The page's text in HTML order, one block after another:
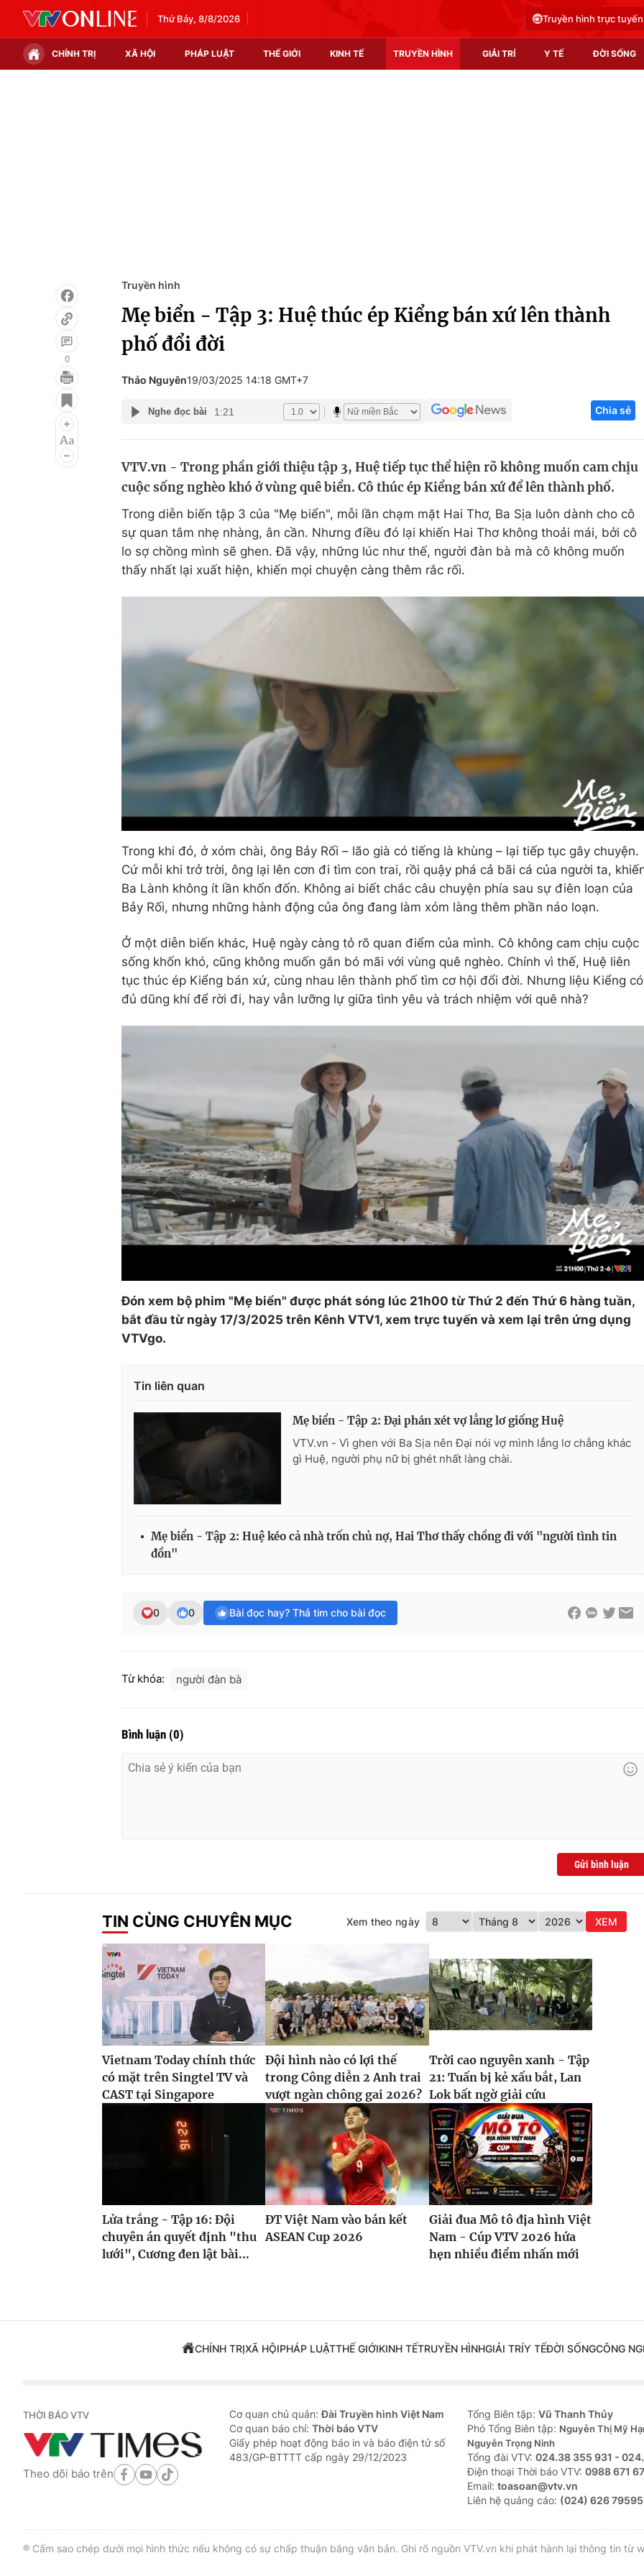
Thứ Bảy, 8/8/2026 Truyền hình trực tuyến
CHÍNH TRỊ XÃ HỘI PHÁP LUẬT THẾ GIỚI KINH TẾ TRUYỀN HÌNH GIẢI TRÍ Y TẾ ĐỜI SỐNG
Infographic
Điện ảnh
Âm nhạc
Du lịch
Chất lượng cuộc sống
Tuyển sinh
Hitech Công
Thị trường
0
Truyền hình
Mẹ biển - Tập 3: Huệ thúc ép Kiểng bán xứ lên thành
phố đổi đời
Thảo Nguyên19/03/2025 14:18 GMT+7
Nghe đọc bài 1:21 Chia sẻ
VTV.vn - Trong phần giới thiệu tập 3, Huệ tiếp tục thể hiện rõ không muốn cam chịu
cuộc sống nghèo khó ở vùng quê biển. Cô thúc ép Kiểng bán xứ để lên thành phố.
Trong diễn biến tập 3 của "Mẹ biển", mỗi lần chạm mặt Hai Thơ, Ba Sịa luôn dành cho cô
sự quan tâm nhẹ nhàng, ân cần. Nhưng điều đó lại khiến Hai Thơ không thoải mái, bởi cô
lo sợ chồng mình sẽ ghen. Đã vậy, những lúc như thế, người đàn bà mà cô không muốn
thấy nhất lại xuất hiện, khiến mọi chuyện càng thêm rắc rối.
Trong khi đó, ở xóm chài, ông Bảy Rối – lão già có tiếng là khùng – lại tiếp tục gây chuyện.
Cứ mỗi khi trở trời, ông lại lên cơn đi tìm con trai, rồi quậy phá cả bãi cá của người ta,
Ba Lành không ít lần khốn đốn. Không ai biết chắc câu chuyện phía sau sự điên loạn của
Bảy Rối, nhưng những hành động của ông đang làm xóm làng thêm phần náo loạn.
Ở một diễn biến khác, Huệ ngày càng tỏ rõ quan điểm của mình. Cô không cam chịu cuộc
sống khốn khó, cũng không muốn gắn bó mãi với vùng quê nghèo. Chính vì thế, Huệ liên
tục thúc ép Kiểng bán xứ, cùng nhau lên thành phố tìm cơ hội đổi đời. Nhưng liệu Kiểng có
đủ dũng khí để rời đi, hay vẫn lưỡng lự giữa tình yêu và trách nhiệm với quê nhà?
Đón xem bộ phim "Mẹ biển" được phát sóng lúc 21h00 từ Thứ 2 đến Thứ 6 hàng tuần,
bắt đầu từ ngày 17/3/2025 trên Kênh VTV1, xem trực tuyến và xem lại trên ứng dụng
VTVgo.
Tin liên quan
Mẹ biển - Tập 2: Đại phán xét vợ lẳng lơ giống Huệ
VTV.vn - Vì ghen với Ba Sịa nên Đại nói vợ mình lẳng lơ chẳng khác
gì Huệ, người phụ nữ bị ghét nhất làng chài.
Mẹ biển - Tập 2: Huệ kéo cả nhà trốn chủ nợ, Hai Thơ thấy chồng đi với "người tình tin
đồn"
0 0 Bài đọc hay? Thả tim cho bài đọc
Từ khóa: người đàn bà
Bình luận (0)
Gửi bình luận
TIN CÙNG CHUYÊN MỤC Xem theo ngày XEM
Vietnam Today chính thức
có mặt trên Singtel TV và
CAST tại Singapore
Đội hình nào có lợi thế
trong Công diễn 2 Anh trai
vượt ngàn chông gai 2026?
Trời cao nguyên xanh - Tập
21: Tuấn bị kẻ xấu bắt, Lan
Lok bất ngờ giải cứu
Lửa trắng - Tập 16: Đội
chuyên án quyết định "thu
lưới", Cương đen lật bài...
ĐT Việt Nam vào bán kết
ASEAN Cup 2026
Giải đua Mô tô địa hình Việt
Nam - Cúp VTV 2026 hứa
hẹn nhiều điểm nhấn mới
CHÍNH TRỊXÃ HỘIPHÁP LUẬTTHẾ GIỚIKINH TẾTRUYỀN HÌNHGIẢI TRÍY TẾĐỜI SỐNGCÔNG
THỜI BÁO VTV
Theo dõi báo trên
Cơ quan chủ quản:Đài Truyền hình Việt Nam
Cơ quan báo chí: Thời báo VTV
Giấy phép hoạt động báo in và báo điện tử số
483/GP-BTTTT cấp ngày 29/12/2023
Tổng Biên tập: Vũ Thanh Thủy
Phó Tổng Biên tập: Nguyễn Thị Mỹ
Nguyễn Trọng Ninh
Tổng đài VTV: 024.38 355 931 -
Ðiện thoại Thời báo VTV: 0988 671
Email: toasoan@vtv.vn
Liên hệ quảng cáo: (024) 626 79595
® Cấm sao chép dưới mọi hình thức nếu không có sự chấp thuận bằng văn bản. Ghi rõ nguồn VTV.vn khi phát hành lại thông tin từ